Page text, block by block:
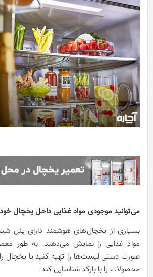
می‌توانید موجودی مواد غذایی داخل یخچال
بسیاری از یخچال‌های هوشمند دارای پنل
مواد غذایی را نمایش می‌دهند. به طور
صورت دستی لیست‌ها را تهیه کنید یا یخچال
محصولات را با بارکد شناسایی کند.